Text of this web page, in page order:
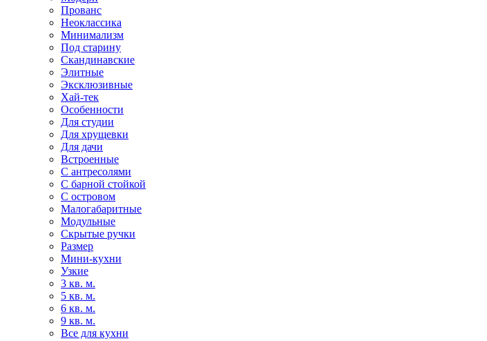
Прованс
Неоклассика
Минимализм
Под старину
Скандинавские
Элитные
Эксклюзивные
Хай-тек
Особенности
Для студии
Для хрущевки
Для дачи
Встроенные
С антресолями
С барной стойкой
С островом
Малогабаритные
Модульные
Скрытые ручки
Размер
Мини-кухни
Узкие
3 кв. м.
5 кв. м.
6 кв. м.
9 кв. м.
Все для кухни